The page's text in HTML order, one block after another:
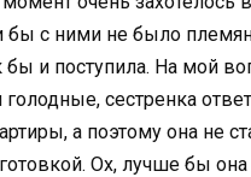
бы с ними не было
бы и поступила. На мой
сестренка
а поэтому она не
Ох, лучше бы она